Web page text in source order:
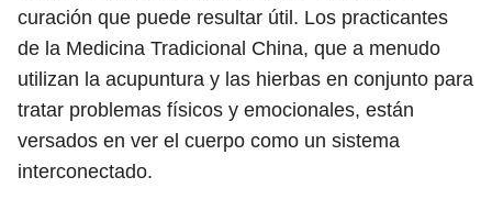
curación que puede resultar útil. Los practicantes
de la Medicina Tradicional China, que a menudo
utilizan la acupuntura y las hierbas en conjunto para
tratar problemas físicos y emocionales, están
versados ​​en ver el cuerpo como un sistema
interconectado.